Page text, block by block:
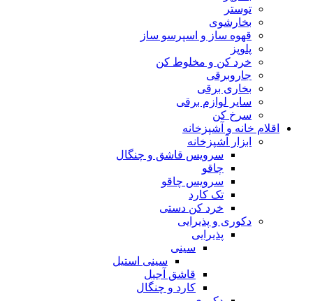
توستر
بخارشوی
قهوه ساز و اسپرسو ساز
پلوپز
خرد کن و مخلوط کن
جاروبرقی
بخاری برقی
سایر لوازم برقی
سرخ کن
اقلام خانه و آشپزخانه
ابزار آشپزخانه
سرویس قاشق و چنگال
چاقو
سرویس چاقو
تک کارد
خرد کن دستی
دکوری و پذیرایی
پذیرایی
سینی
سینی استیل
قاشق آجیل
کارد و چنگال